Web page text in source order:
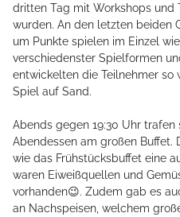
dritten Tag mit Workshops und
wurden. An den letzten beiden
um Punkte spielen im Einzel
verschiedenster Spielformen
entwickelten die Teilnehmer
Spiel auf Sand.
Abends gegen 19:30 Uhr
Abendessen am großen Buffet.
wie das Frühstücksbuffet eine
waren Eiweißquellen und
vorhanden😉. Zudem gab es
an Nachspeisen, welchem